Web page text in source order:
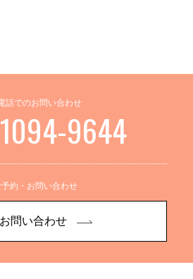
話でのお問い合わせ
9644
予約・お問い合わせ
お問い合わせ